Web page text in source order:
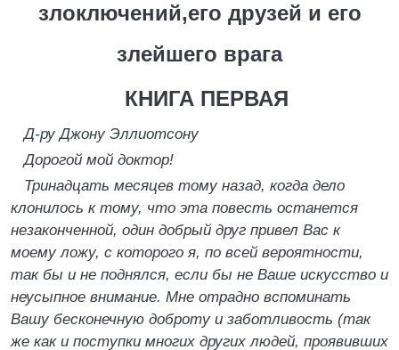
злоключений,его друзей и его
злейшего врага
КНИГА ПЕРВАЯ
Д-ру Джону Эллиотсону
Дорогой мой доктор!
Тринадцать месяцев тому назад, когда дело
клонилось к тому, что эта повесть останется
незаконченной, один добрый друг привел Вас к
моему ложу, с которого я, по всей вероятности,
так бы и не поднялся, если бы не Ваше искусство и
неусыпное внимание. Мне отрадно вспоминать
Вашу бесконечную доброту и заботливость (так
же как и поступки многих других людей, проявивших